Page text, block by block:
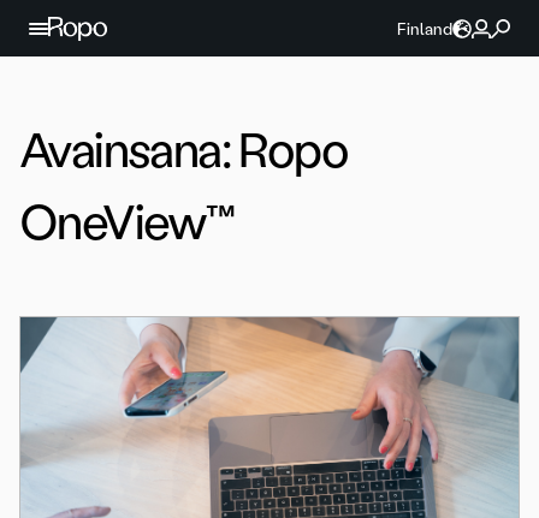
Jatka sisältöön
Finland
Avainsana:Ropo
OneView™